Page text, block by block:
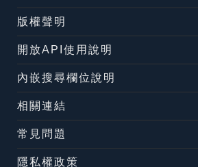
版權聲明
開放API使用說明
內嵌搜尋欄位說明
相關連結
常見問題
隱私權政策